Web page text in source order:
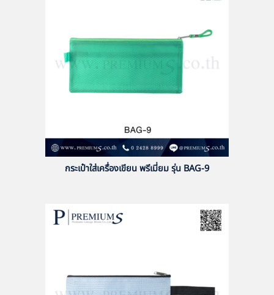
กระเป๋าใส่เครื่องเขียน พรีเมี่ยม รุ่น BAG-9